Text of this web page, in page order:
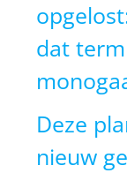
dat
Deze
nieuw